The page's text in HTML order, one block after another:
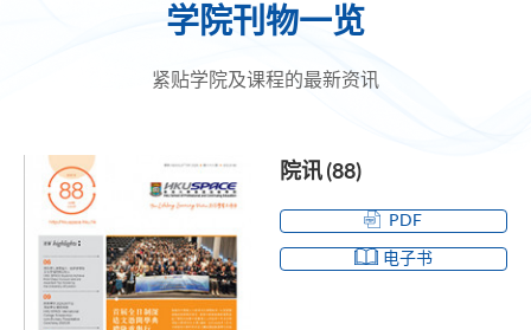
学院刊物一览
紧贴学院及课程的最新资讯
院讯 (88)
PDF
电子书